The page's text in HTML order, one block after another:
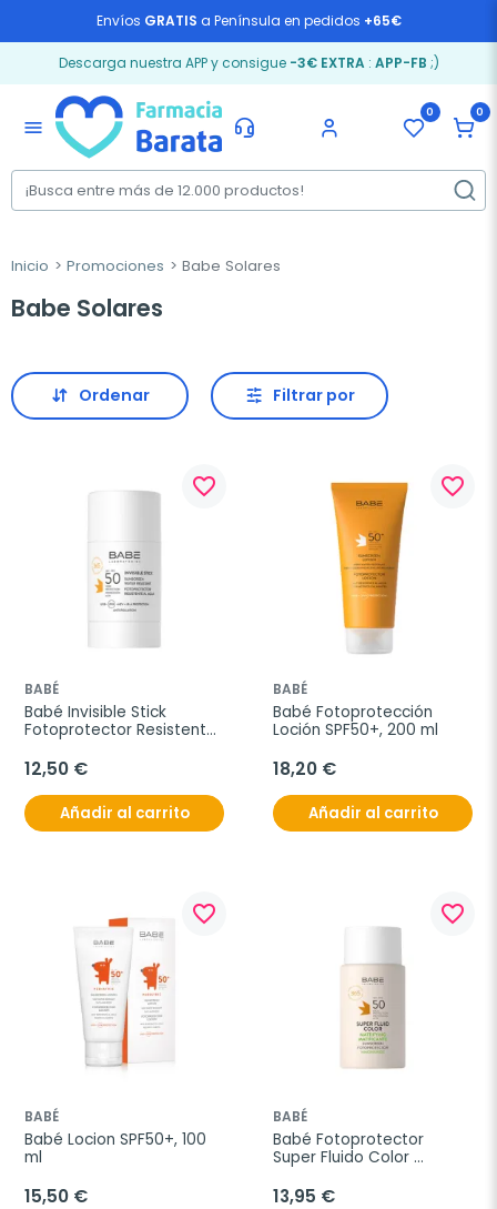
Envíos GRATIS a Península en pedidos +65€
Descarga nuestra APP y consigue -3€ EXTRA: APP-FB ;)
menu
0 0
Inicio Promociones Babe Solares
Babe Solares
Ordenar Filtrar por
favorite_border
BABÉ
Babé Invisible Stick
Fotoprotector Resistente
12,50 €
Añadir al carrito
favorite_border
BABÉ
Babé Fotoprotección
Loción SPF50+, 200 ml
18,20 €
Añadir al carrito
favorite_border
BABÉ
Babé Locion SPF50+, 100
ml
15,50 €
favorite_border
BABÉ
Babé Fotoprotector
Super Fluido Color
13,95 €